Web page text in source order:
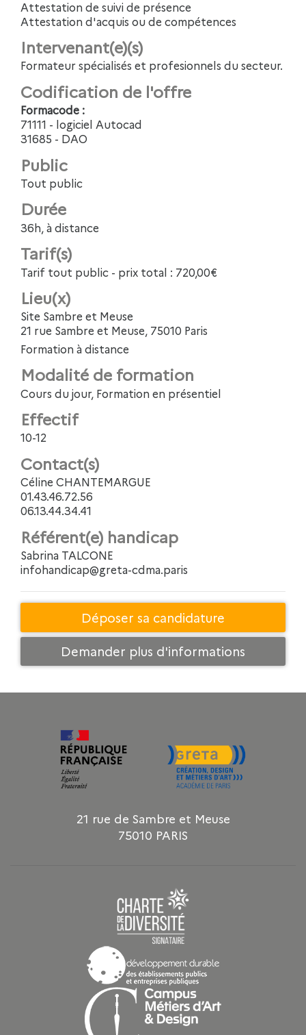
Attestation de suivi de présence
Attestation d'acquis ou de compétences
Intervenant(e)(s)
Formateur spécialisés et profesionnels du secteur.
Codification de l'offre
Formacode :
71111 - logiciel Autocad
31685 - DAO
Public
Tout public
Durée
36h, à distance
Tarif(s)
Tarif tout public - prix total : 720,00€
Lieu(x)
Site Sambre et Meuse
21 rue Sambre et Meuse, 75010 Paris
Formation à distance
Modalité de formation
Cours du jour, Formation en présentiel
Effectif
10-12
Contact(s)
Céline CHANTEMARGUE
01.43.46.72.56
06.13.44.34.41
Référent(e) handicap
Sabrina TALCONE
infohandicap@greta-cdma.paris
Déposer sa candidature
Demander plus d'informations
21 rue de Sambre et Meuse
75010 PARIS